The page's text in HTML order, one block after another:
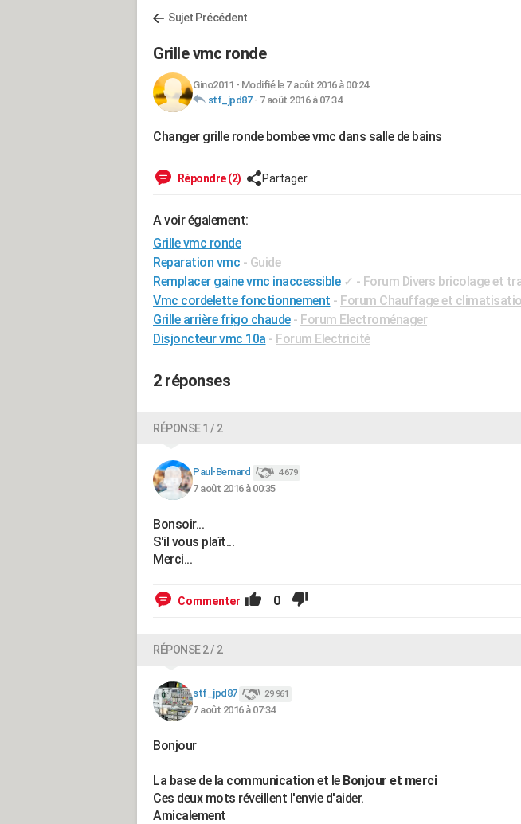
Sujet Précédent
Grille vmc ronde
Gino2011 - Modifié le 7 août 2016 à 00:24
stf_jpd87- 7 août 2016 à 07:34
Changer grille ronde bombee vmc dans salle de bains
Répondre (2) Partager
A voir également:
Grille vmc ronde
Reparation vmc - Guide
Remplacer gaine vmc inaccessible ✓ - Forum Divers bricolage et
Vmc cordelette fonctionnement - Forum Chauffage et
Grille arrière frigo chaude - Forum Electroménager
Disjoncteur vmc 10a - Forum Electricité
2 réponses
RÉPONSE 1 / 2
Paul-Bernard 4 679
7 août 2016 à 00:35
Bonsoir...
S'il vous plaît...
Merci...
Commenter 0
RÉPONSE 2 / 2
stf_jpd87 29 961
7 août 2016 à 07:34
Bonjour
La base de la communication et le Bonjour et merci
Ces deux mots réveillent l'envie d'aider.
Amicalement